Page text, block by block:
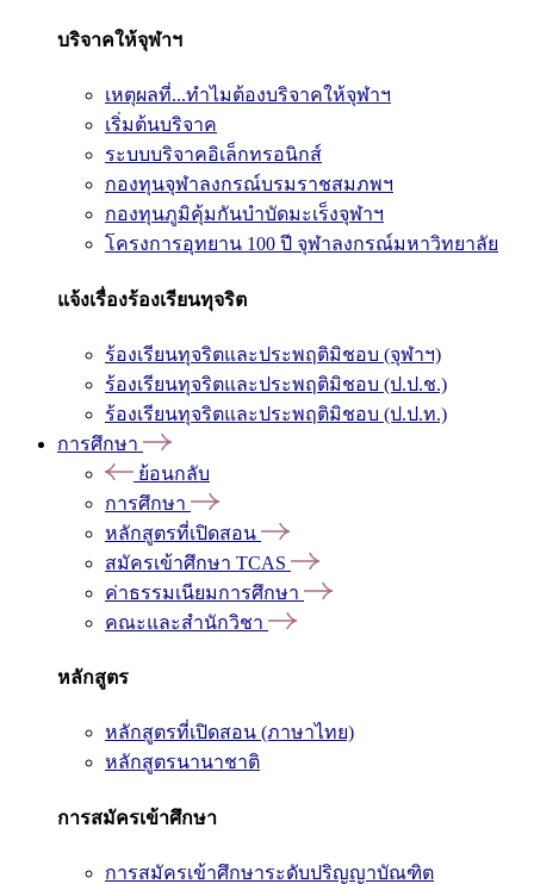
บริจาคให้จุฬาฯ
เหตุผลที่...ทำไมต้องบริจาคให้จุฬาฯ
เริ่มต้นบริจาค
ระบบบริจาคอิเล็กทรอนิกส์
กองทุนจุฬาลงกรณ์บรมราชสมภพฯ
กองทุนภูมิคุ้มกันบำบัดมะเร็งจุฬาฯ
โครงการอุทยาน 100 ปี จุฬาลงกรณ์มหาวิทยาลัย
แจ้งเรื่องร้องเรียนทุจริต
ร้องเรียนทุจริตและประพฤติมิชอบ (จุฬาฯ)
ร้องเรียนทุจริตและประพฤติมิชอบ (ป.ป.ช.)
ร้องเรียนทุจริตและประพฤติมิชอบ (ป.ป.ท.)
การศึกษา
ย้อนกลับ
การศึกษา
หลักสูตรที่เปิดสอน
สมัครเข้าศึกษา TCAS
ค่าธรรมเนียมการศึกษา
คณะและสำนักวิชา
หลักสูตร
หลักสูตรที่เปิดสอน (ภาษาไทย)
หลักสูตรนานาชาติ
การสมัครเข้าศึกษา
การสมัครเข้าศึกษาระดับปริญญาบัณฑิต